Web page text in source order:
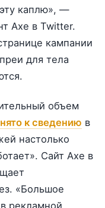
каплю», —
Axe в Twitter.
кампании
для тела
объем
к сведению в
настолько
Сайт Axe в
«Большое